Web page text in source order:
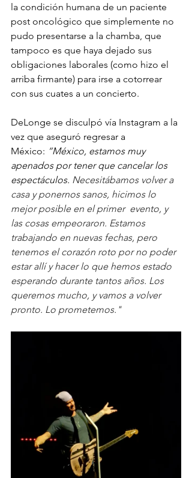
la condición humana de un paciente
post oncológico que simplemente no
pudo presentarse a la chamba, que
tampoco es que haya dejado sus
obligaciones laborales (como hizo el
arriba firmante) para irse a cotorrear
con sus cuates a un concierto.
DeLonge se disculpó vía Instagram a la
vez que aseguró regresar a
México: “México, estamos muy
apenados por tener que cancelar los
espectáculos. Necesitábamos volver a
casa y ponernos sanos, hicimos lo
mejor posible en el primer  evento, y
las cosas empeoraron. Estamos
trabajando en nuevas fechas, pero
tenemos el corazón roto por no poder
estar allí y hacer lo que hemos estado
esperando durante tantos años. Los
queremos mucho, y vamos a volver
pronto. Lo prometemos."